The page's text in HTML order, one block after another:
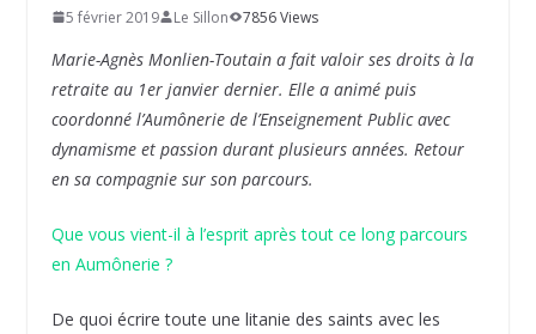
5 février 2019 Le Sillon 7856 Views
Marie-Agnès Monlien-Toutain a fait valoir ses droits à la
retraite au 1er janvier dernier. Elle a animé puis
coordonné l’Aumônerie de l’Enseignement Public avec
dynamisme et passion durant plusieurs années. Retour
en sa compagnie sur son parcours.
Que vous vient-il à l’esprit après tout ce long parcours
en Aumônerie ?
De quoi écrire toute une litanie des saints avec les